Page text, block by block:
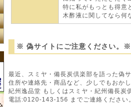
特に私がもっとも得意
木酢液に関してなら何
※ 偽サイトにご注意ください。※
最近、スミヤ・備長炭倶楽部を語った偽
住所や連絡先・商品など、少しでもおか
紀州逸品堂 もしくはスミヤ・紀州備長炭
電話:0120-143-156 までご連絡ください